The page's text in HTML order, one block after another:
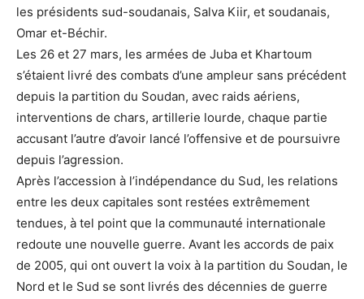
les présidents sud-soudanais, Salva Kiir, et soudanais,
Omar et-Béchir.
Les 26 et 27 mars, les armées de Juba et Khartoum
s’étaient livré des combats d’une ampleur sans précédent
depuis la partition du Soudan, avec raids aériens,
interventions de chars, artillerie lourde, chaque partie
accusant l’autre d’avoir lancé l’offensive et de poursuivre
depuis l’agression.
Après l’accession à l’indépendance du Sud, les relations
entre les deux capitales sont restées extrêmement
tendues, à tel point que la communauté internationale
redoute une nouvelle guerre. Avant les accords de paix
de 2005, qui ont ouvert la voix à la partition du Soudan, le
Nord et le Sud se sont livrés des décennies de guerre